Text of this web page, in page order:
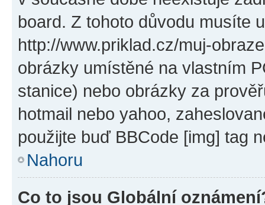
board. Z tohoto důvodu musíte
http://www.priklad.cz/muj-
obrázky umístěné na vlastním
stanice) nebo obrázky za
hotmail nebo yahoo,
použijte buď BBCode [img] tag
Nahoru
Co to jsou Globální